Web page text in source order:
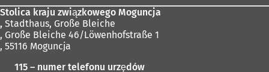
Stolica kraju związkowego Moguncja
, Stadthaus, Große Bleiche
, Große Bleiche 46/Löwenhofstraße 1
, 55116 Moguncja
115 – numer telefonu urzędów